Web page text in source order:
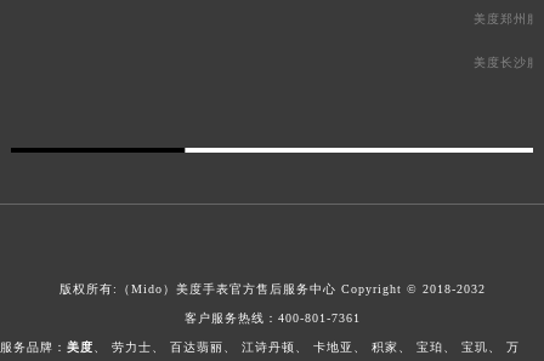
美度郑州服
美度长沙服
版权所有:（Mido） 美度手表官方售后服务中心 Copyright © 2018-2032
客户服务热线： 400-801-7361
服务品牌： 美度 劳力士 百达翡丽 江诗丹顿 卡地亚 积家 宝珀 宝玑 万